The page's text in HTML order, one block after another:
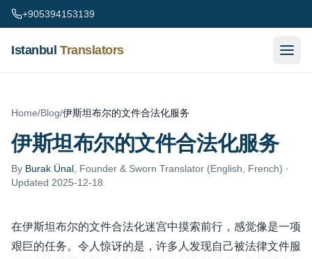
Skip to content
+905394153139
Istanbul Translators
Home/Blog/伊斯坦布尔的文件合法化服务
伊斯坦布尔的文件合法化服务
By Burak Ünal Founder & Sworn Translator (English, French) ·
Updated 2025-12-18
在伊斯坦布尔的文件合法化迷宫中摸索前行，感觉像是一项
艰巨的任务。令人惊讶的是，许多人发现自己被法律文件服